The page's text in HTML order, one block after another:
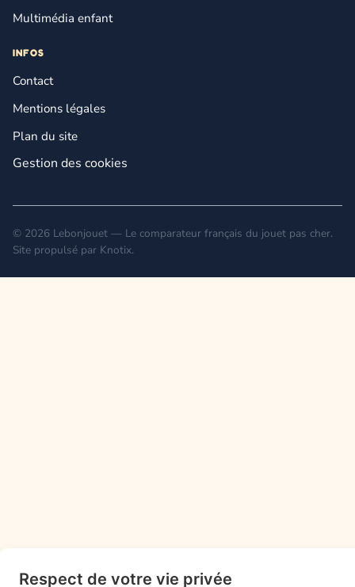
Respect de votre vie privée
Multimédia enfant
INFOS
Contact
Mentions légales
Plan du site
Gestion des cookies
© 2026 Lebonjouet — Le comparateur français du jouet pas cher.
Site propulsé par Knotix.